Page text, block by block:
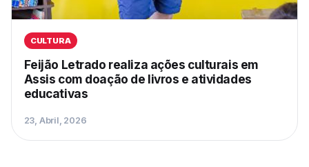
CULTURA
Feijão Letrado realiza ações culturais em
Assis com doação de livros e atividades
educativas
23, Abril, 2026